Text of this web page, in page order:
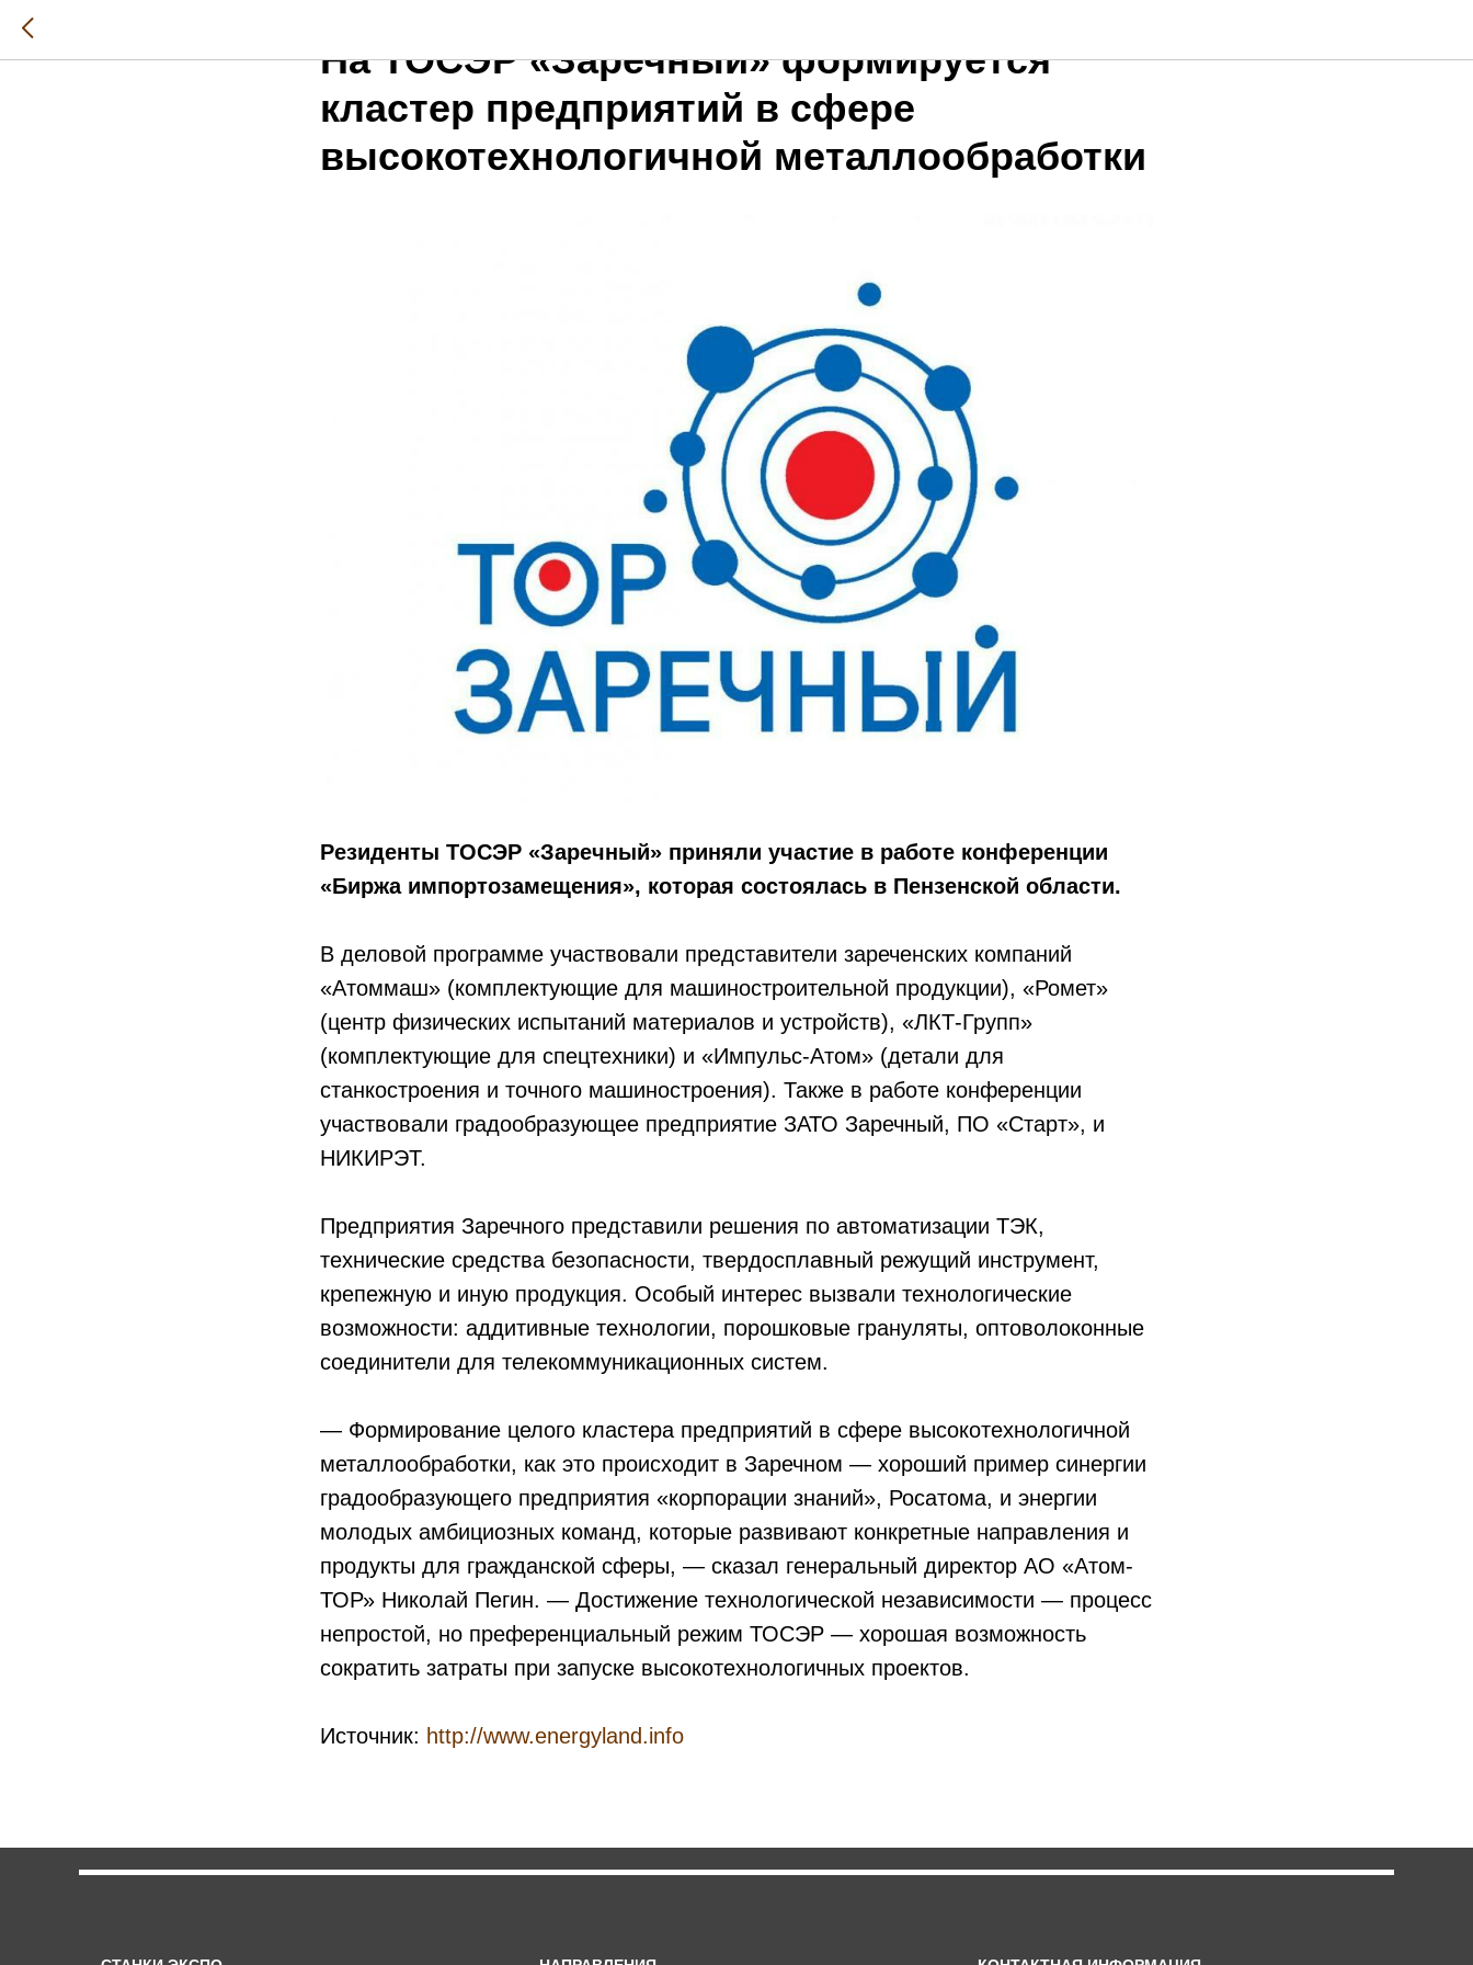
На ТОСЭР «Заречный» формируется
кластер предприятий в сфере
высокотехнологичной металлообработки
Резиденты ТОСЭР «Заречный» приняли участие в работе конференции
«Биржа импортозамещения», которая состоялась в Пензенской области.
В деловой программе участвовали представители зареченских компаний
«Атоммаш» (комплектующие для машиностроительной продукции), «Ромет»
(центр физических испытаний материалов и устройств), «ЛКТ-Групп»
(комплектующие для спецтехники) и «Импульс-Атом» (детали для
станкостроения и точного машиностроения). Также в работе конференции
участвовали градообразующее предприятие ЗАТО Заречный, ПО «Старт», и
НИКИРЭТ.
Предприятия Заречного представили решения по автоматизации ТЭК,
технические средства безопасности, твердосплавный режущий инструмент,
крепежную и иную продукция. Особый интерес вызвали технологические
возможности: аддитивные технологии, порошковые грануляты, оптоволоконные
соединители для телекоммуникационных систем.
— Формирование целого кластера предприятий в сфере высокотехнологичной
металлообработки, как это происходит в Заречном — хороший пример синергии
градообразующего предприятия «корпорации знаний», Росатома, и энергии
молодых амбициозных команд, которые развивают конкретные направления и
продукты для гражданской сферы, — сказал генеральный директор АО «Атом-
ТОР» Николай Пегин. — Достижение технологической независимости — процесс
непростой, но преференциальный режим ТОСЭР — хорошая возможность
сократить затраты при запуске высокотехнологичных проектов.
Источник: http://www.energyland.info